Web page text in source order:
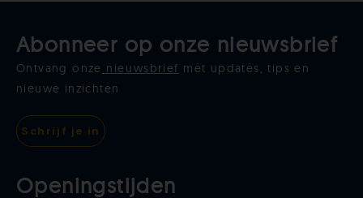
Abonneer op onze nieuwsbrief
Ontvang onze nieuwsbrief met updates, tips en
nieuwe inzichten
Schrijf je in
Openingstijden